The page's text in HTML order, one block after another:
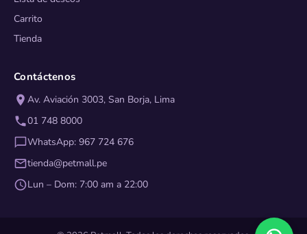
Carrito
Tienda
Contáctenos
Av. Aviación 3003, San Borja, Lima
01 748 8000
WhatsApp: 967 724 676
tienda@petmall.pe
Lun – Dom: 7:00 am a 22:00